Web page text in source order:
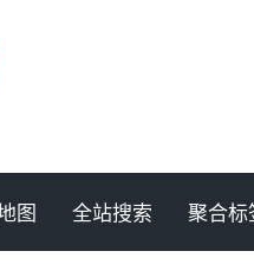
图 全站搜索 聚合标